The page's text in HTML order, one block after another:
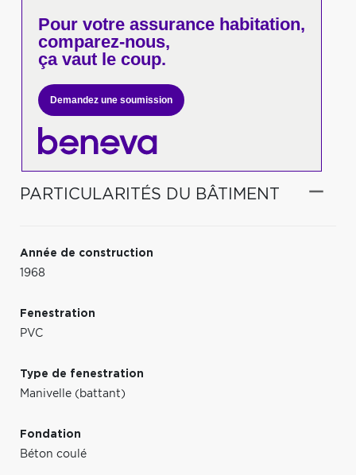
Pour votreassurance habitation,
comparez-nous,
ça vaut le coup.
Demandez une soumission
PARTICULARITÉS DU BÂTIMENT
Année de construction
1968
Fenestration
PVC
Type de fenestration
Manivelle (battant)
Fondation
Béton coulé